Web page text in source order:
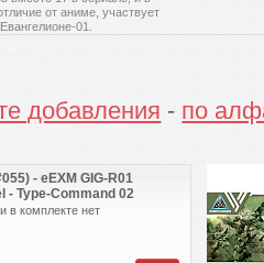
от аниме, участвует
01.
добавления - по
- eEXM GIG-R01
- Type-Command 02
в комплекте нет